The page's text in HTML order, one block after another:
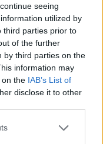
seeing
utilized by
third parties prior to
of the further
by third parties on the
information may
on the IAB’s List of
disclose it to other
or more Google
σαφώς από το